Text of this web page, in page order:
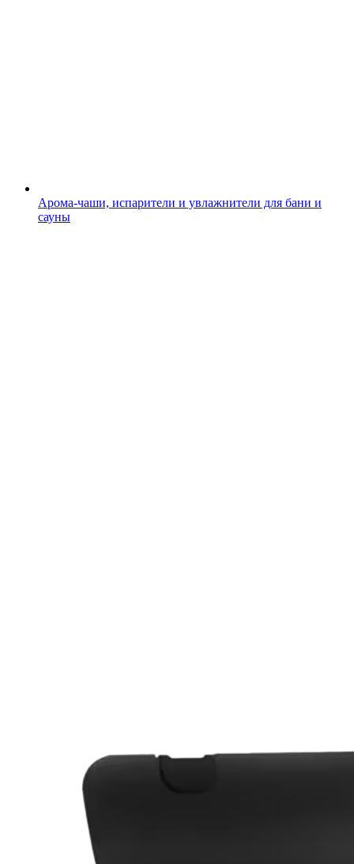
Арома-чаши, испарители и увлажнители для бани и
сауны